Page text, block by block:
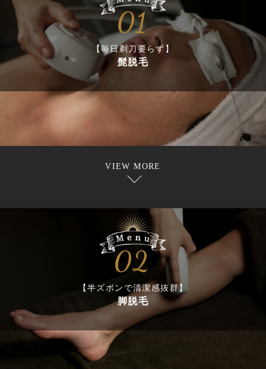
01
【毎日剃刀要らず】
髭脱毛
VIEW MORE
02
【半ズボンで清潔感抜群】
脚脱毛